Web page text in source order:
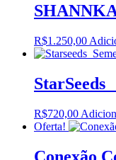
R$1.250,00
R$720,00
Oferta!
Conexão